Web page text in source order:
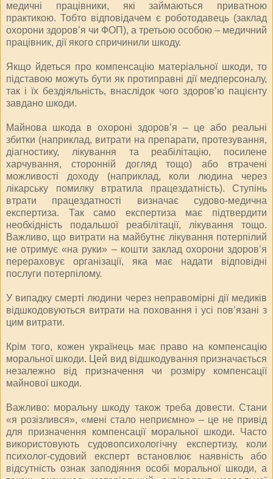
медичні працівники, які займаються приватною
практикою. Тобто відповідачем є роботодавець (заклад
охорони здоров’я чи ФОП), а третьою особою – медичний
працівник, дії якого спричинили шкоду.
Якщо йдеться про компенсацію матеріальної шкоди, то
підставою можуть бути як протиправні дії медперсоналу,
так і їх бездіяльність, внаслідок чого здоров’ю пацієнту
завдано шкоди.
Майнова шкода в охороні здоров’я – це або реальні
збитки (наприклад, витрати на препарати, протезування,
діагностику, лікування та реабілітацію, посилене
харчування, сторонній догляд тощо) або втрачені
можливості доходу (наприклад, коли людина через
лікарську помилку втратила працездатність). Ступінь
втрати працездатності визначає судово-медична
експертиза. Так само експертиза має підтвердити
необхідність подальшої реабілітації, лікування тощо.
Важливо, що витрати на майбутнє лікування потерпілий
не отримує «на руки» – кошти заклад охорони здоров’я
перераховує організації, яка має надати відповідні
послуги потерпілому.
У випадку смерті людини через неправомірні дії медиків
відшкодовуються витрати на поховання і усі пов’язані з
цим витрати.
Крім того, кожен українець має право на компенсацію
моральної шкоди. Цей вид відшкодування призначається
незалежно від призначення чи розміру компенсації
майнової шкоди.
Важливо: моральну шкоду також треба довести. Стани
«я розізлився», «мені стало неприємно» – це не привід
для призначення компенсації моральної шкоди. Часто
використовують судовопсихологічну експертизу, коли
психолог-судовий експерт встановлює наявність або
відсутність ознак заподіяння особі моральної шкоди, а